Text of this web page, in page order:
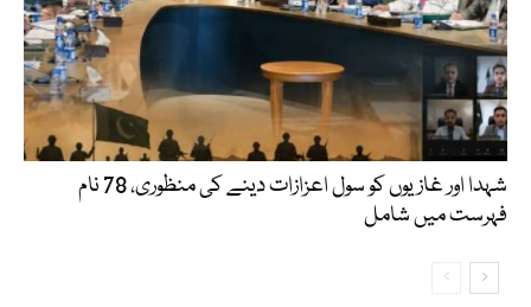
شہدا اور غازیوں کو سول اعزازات دینے کی منظوری، 78 نام
فہرست میں شامل